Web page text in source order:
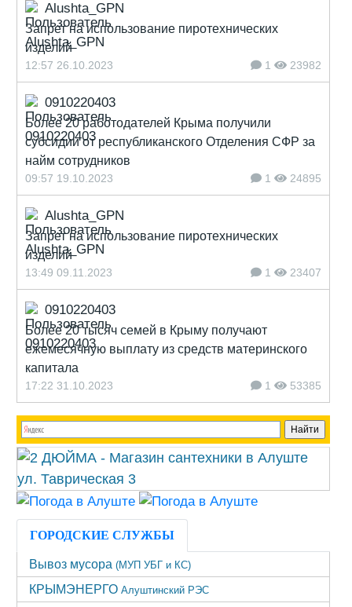
Alushta_GPN
Запрет на использование пиротехнических
изделий
12:57 26.10.2023 1 23982
0910220403
Более 20 работодателей Крыма получили
субсидии от республиканского Отделения СФР за
найм сотрудников
09:57 19.10.2023 1 24895
Alushta_GPN
Запрет на использование пиротехнических
изделий
13:49 09.11.2023 1 23407
0910220403
Более 20 тысяч семей в Крыму получают
ежемесячную выплату из средств материнского
капитала
17:22 31.10.2023 1 53385
ГОРОДСКИЕ СЛУЖБЫ
Вывоз мусора (МУП УБГ и КС)
КРЫМЭНЕРГО Алуштинский РЭС